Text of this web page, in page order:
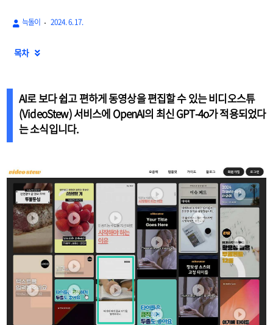
늑돌이 2024. 6. 17.
목차 
AI로 보다 쉽고 편하게 동영상을 편집할 수 있는비디오스튜
(VideoStew) 서비스에 OpenAI의 최신 GPT-4o가 적용되었다
는 소식입니다.